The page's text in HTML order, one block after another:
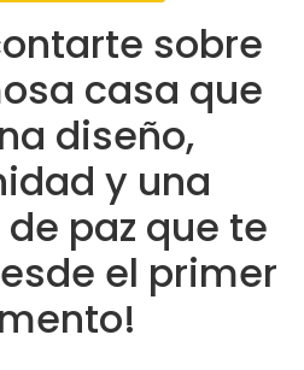
sobre
casa que
diseño,
y una
paz que te
el primer